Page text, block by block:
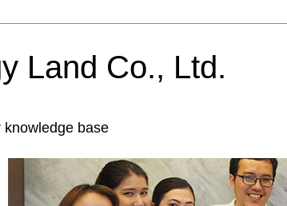
Land Co., Ltd.
base